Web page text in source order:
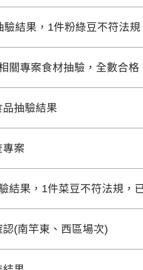
結果，1件粉綠豆不符法規
關專案食材抽驗，全數合格
抽驗結果
專案
結果，1件菜豆不符法規，
(南竿東、西區場次)